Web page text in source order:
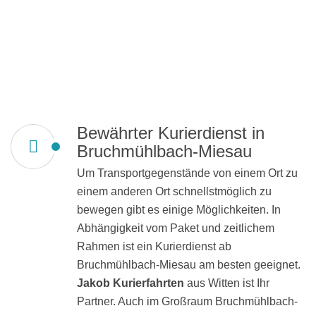
Bewährter Kurierdienst in
Bruchmühlbach-Miesau
Um Transportgegenstände von einem Ort zu
einem anderen Ort schnellstmöglich zu
bewegen gibt es einige Möglichkeiten. In
Abhängigkeit vom Paket und zeitlichem
Rahmen ist ein Kurierdienst ab
Bruchmühlbach-Miesau am besten geeignet.
Jakob Kurierfahrten aus Witten ist Ihr
Partner. Auch im Großraum Bruchmühlbach-